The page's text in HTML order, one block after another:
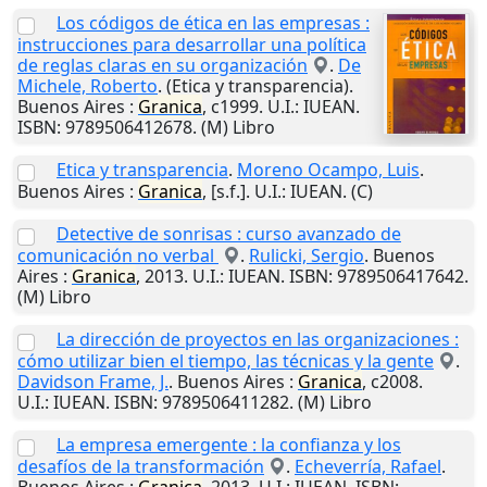
Los códigos de ética en las empresas :
instrucciones para desarrollar una política
de reglas claras en su organización
. De
Michele, Roberto. (Etica y transparencia).
Buenos Aires : Granica, c1999. U.I.: IUEAN.
ISBN: 9789506412678. (M) Libro
Etica y transparencia. Moreno Ocampo, Luis.
Buenos Aires : Granica, [s.f.]. U.I.: IUEAN. (C)
Detective de sonrisas : curso avanzado de
comunicación no verbal
. Rulicki, Sergio. Buenos
Aires : Granica, 2013. U.I.: IUEAN. ISBN: 9789506417642.
(M) Libro
La dirección de proyectos en las organizaciones :
cómo utilizar bien el tiempo, las técnicas y la gente
.
Davidson Frame, J.. Buenos Aires : Granica, c2008.
U.I.: IUEAN. ISBN: 9789506411282. (M) Libro
La empresa emergente : la confianza y los
desafíos de la transformación
. Echeverría, Rafael.